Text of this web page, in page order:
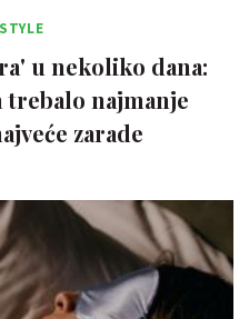
u nekoliko dana:
najmanje
zarade